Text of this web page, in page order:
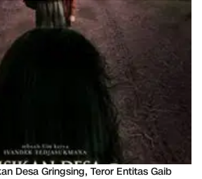
Desa Gringsing, Teror Entitas Gaib